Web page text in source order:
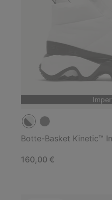
Botte-Basket Kinetic™
Regular price:
160,00 €